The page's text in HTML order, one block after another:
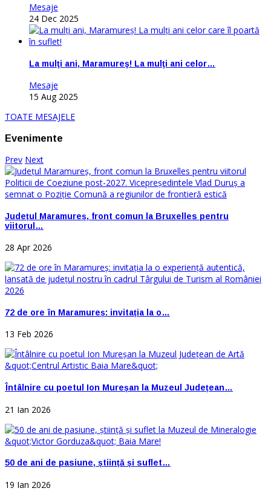
Mesaje
24 Dec 2025
La mulţi ani, Maramureş! La mulţi ani celor…
Mesaje
15 Aug 2025
TOATE MESAJELE
Evenimente
Prev Next
Județul Maramureș, front comun la Bruxelles pentru
viitorul…
28 Apr 2026
72 de ore în Maramureș: invitația la o…
13 Feb 2026
Întâlnire cu poetul Ion Mureșan la Muzeul Județean…
21 Ian 2026
50 de ani de pasiune, știință și suflet…
19 Ian 2026